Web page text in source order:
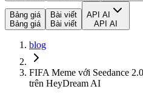
Bảng giá
Bảng giá
Bài viết
Bài viết
API AI
API AI
blog
FIFA Meme với Seedance
trên HeyDream AI